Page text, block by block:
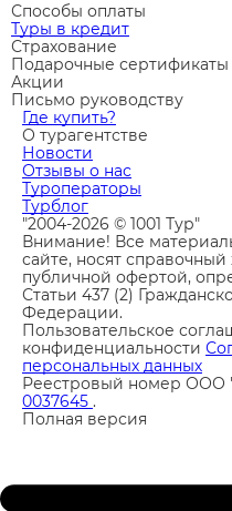
Способы оплаты
Туры в кредит
Страхование
Подарочные сертификаты
Акции
Письмо руководству
Где купить?
О турагентстве
Новости
Отзывы о нас
Туроператоры
Турблог
"2004-2026 © 1001 Тур"
Внимание! Все
сайте, носят
публичной офертой,
Статьи 437 (2)
Федерации.
Пользовательское
конфиденциальности
персональных данных
Реестровый номер ООО
0037645 .
Полная версия